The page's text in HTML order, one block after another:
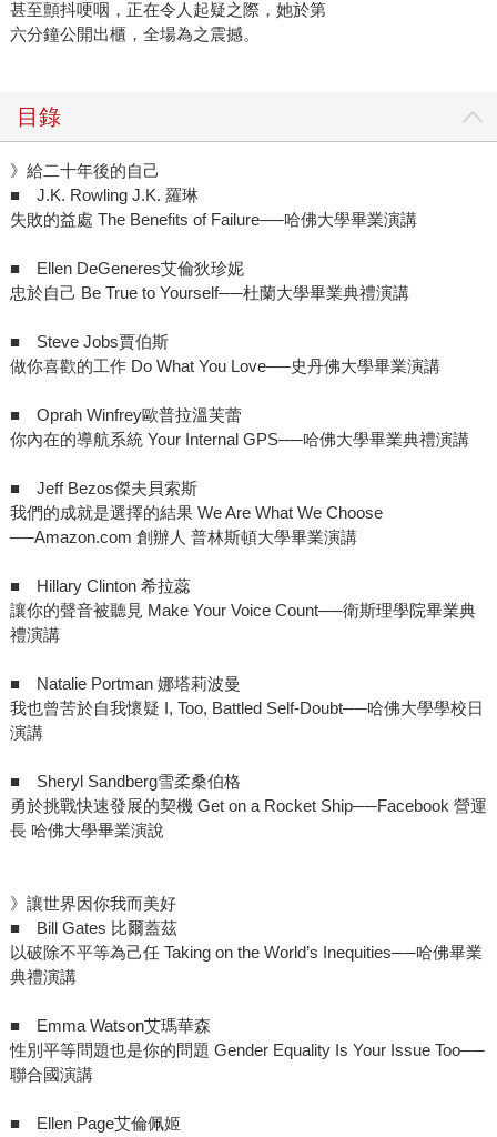
甚至顫抖哽咽，正在令人起疑之際，她於第
六分鐘公開出櫃，全場為之震撼。
目錄
》給二十年後的自己
■ J.K. Rowling J.K. 羅琳
失敗的益處 The Benefits of Failure──哈佛大學畢業演講
■ Ellen DeGeneres艾倫狄珍妮
忠於自己 Be True to Yourself──杜蘭大學畢業典禮演講
■ Steve Jobs賈伯斯
做你喜歡的工作 Do What You Love──史丹佛大學畢業演講
■ Oprah Winfrey歐普拉溫芙蕾
你內在的導航系統 Your Internal GPS──哈佛大學畢業典禮演講
■ Jeff Bezos傑夫貝索斯
我們的成就是選擇的結果 We Are What We Choose
──Amazon.com 創辦人 普林斯頓大學畢業演講
■ Hillary Clinton 希拉蕊
讓你的聲音被聽見 Make Your Voice Count──衛斯理學院畢業典
禮演講
■ Natalie Portman 娜塔莉波曼
我也曾苦於自我懷疑 I, Too, Battled Self-Doubt──哈佛大學學校日
演講
■ Sheryl Sandberg雪柔桑伯格
勇於挑戰快速發展的契機 Get on a Rocket Ship──Facebook 營運
長 哈佛大學畢業演說
》讓世界因你我而美好
■ Bill Gates 比爾蓋茲
以破除不平等為己任 Taking on the World’s Inequities──哈佛畢業
典禮演講
■ Emma Watson艾瑪華森
性別平等問題也是你的問題 Gender Equality Is Your Issue Too──
聯合國演講
■ Ellen Page艾倫佩姬